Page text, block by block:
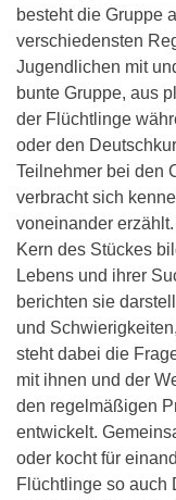
besteht die Gruppe
verschiedensten
Jugendlichen mit
bunte Gruppe, aus
der Flüchtlinge
oder den
Teilnehmer bei den
verbracht sich
voneinander
Kern des Stückes
Lebens und ihrer
berichten sie
und
steht dabei die
mit ihnen und der
den regelmäßigen
entwickelt.
oder kocht für
Flüchtlinge so auch